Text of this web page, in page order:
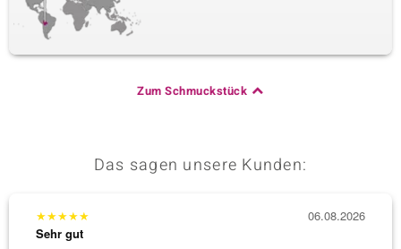
Zum Schmuckstück
Das sagen unsere Kunden:
★★★★★
Sehr gut
06.08.2026